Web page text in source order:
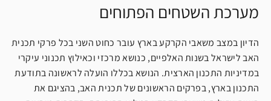
מערכת השטחים הפתוחים
הדיון במצב משאבי הקרקע בארץ עובר כחוט השני בכל פרקי תכנית
האב לישראל בשנות האלפיים, כנושא מרכזי וכאילוץ תכנוני עיקרי
במדיניות התכנון הארצית. הנושא בכללו הועלה לראשונה בתודעת
התכנון בארץ, בפרקים הראשונים של תכנית האב, בהציגם את